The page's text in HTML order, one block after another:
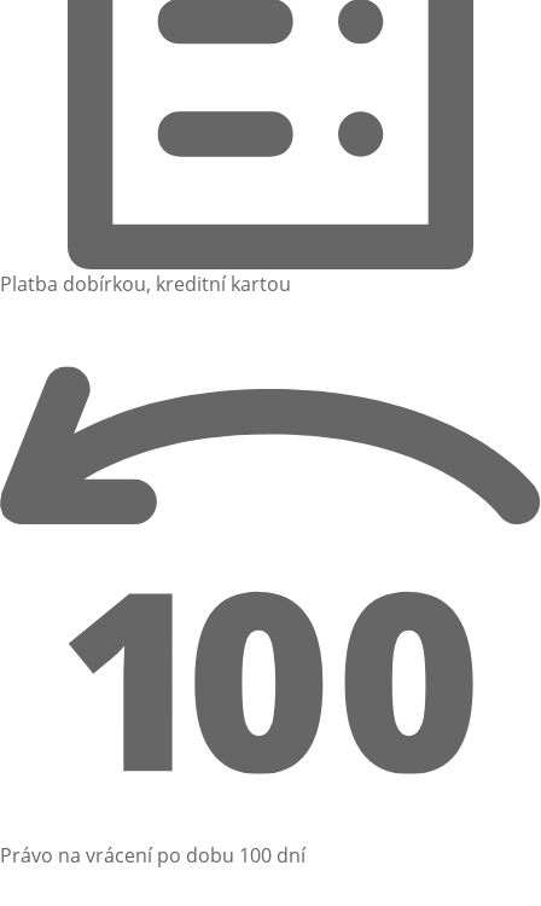
Platba dobírkou, kreditní kartou
Právo na vrácení po dobu 100 dní